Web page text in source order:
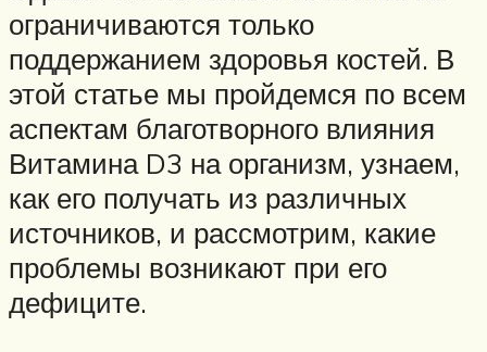
ограничиваются только
поддержанием здоровья костей. В
этой статье мы пройдемся по всем
аспектам благотворного влияния
Витамина D3 на организм, узнаем,
как его получать из различных
источников, и рассмотрим, какие
проблемы возникают при его
дефиците.